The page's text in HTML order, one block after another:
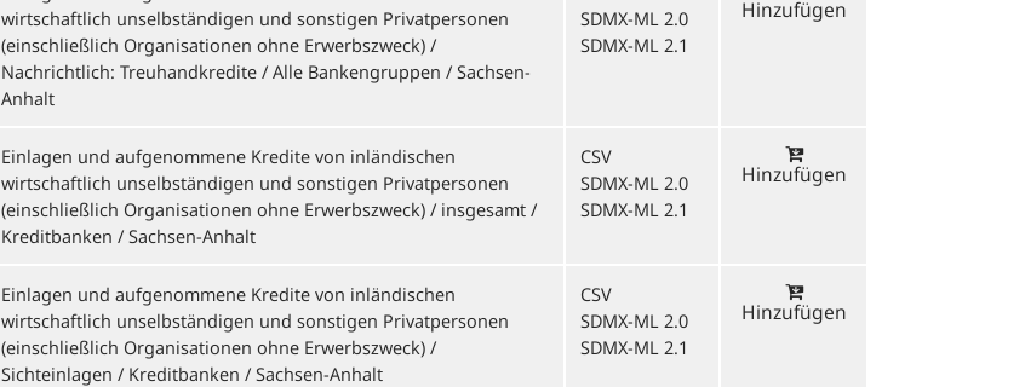
wirtschaftlich unselbständigen und sonstigen Privatpersonen
(einschließlich Organisationen ohne Erwerbszweck) /
Nachrichtlich: Treuhandkredite / Alle Bankengruppen / Sachsen-
Anhalt
SDMX-ML 2.0
SDMX-ML 2.1
Hinzufügen
Einlagen und aufgenommene Kredite von inländischen
wirtschaftlich unselbständigen und sonstigen Privatpersonen
(einschließlich Organisationen ohne Erwerbszweck) / insgesamt /
Kreditbanken / Sachsen-Anhalt
CSV
SDMX-ML 2.0
SDMX-ML 2.1
Hinzufügen
Einlagen und aufgenommene Kredite von inländischen
wirtschaftlich unselbständigen und sonstigen Privatpersonen
(einschließlich Organisationen ohne Erwerbszweck) /
Sichteinlagen / Kreditbanken / Sachsen-Anhalt
CSV
SDMX-ML 2.0
SDMX-ML 2.1
Hinzufügen